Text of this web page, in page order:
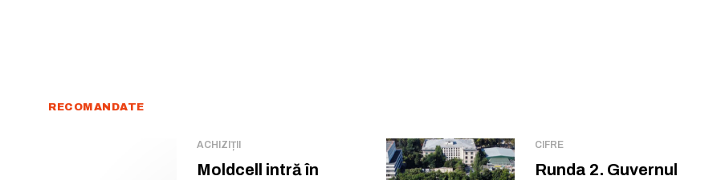
RECOMANDATE
ACHIZIȚII
Moldcell intră în
CIFRE
Runda 2. Guvernul